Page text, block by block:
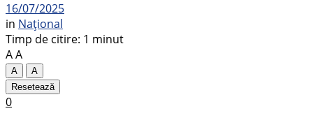
16/07/2025
in Național
Timp de citire: 1 minut
AA
A
A
Resetează
0